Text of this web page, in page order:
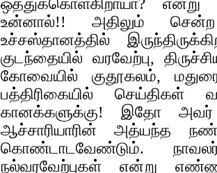
ஒத்துக்கொள்கிறாயா?
உன்னால்!! அதிலும் சென்ற
உச்சஸ்தானத்தில்
குடந்தையில் வரவேற்பு,
கோவையில் குதூகலம்,
பத்திரிகையில்
கானக்களுக்கு! இதோ அவர்
ஆச்சாரியாரின் அத்யந்த
கொண்டாடவேண்டும்.
நல்வரவேற்புகள் என்று